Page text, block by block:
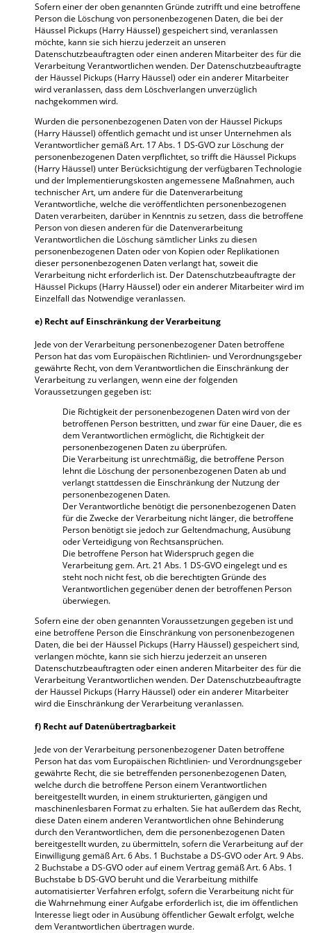
Sofern einer der oben genannten Gründe zutrifft und eine betroffene
Person die Löschung von personenbezogenen Daten, die bei der
Häussel Pickups (Harry Häussel) gespeichert sind, veranlassen
möchte, kann sie sich hierzu jederzeit an unseren
Datenschutzbeauftragten oder einen anderen Mitarbeiter des für die
Verarbeitung Verantwortlichen wenden. Der Datenschutzbeauftragte
der Häussel Pickups (Harry Häussel) oder ein anderer Mitarbeiter
wird veranlassen, dass dem Löschverlangen unverzüglich
nachgekommen wird.
Wurden die personenbezogenen Daten von der Häussel Pickups
(Harry Häussel) öffentlich gemacht und ist unser Unternehmen als
Verantwortlicher gemäß Art. 17 Abs. 1 DS-GVO zur Löschung der
personenbezogenen Daten verpflichtet, so trifft die Häussel Pickups
(Harry Häussel) unter Berücksichtigung der verfügbaren Technologie
und der Implementierungskosten angemessene Maßnahmen, auch
technischer Art, um andere für die Datenverarbeitung
Verantwortliche, welche die veröffentlichten personenbezogenen
Daten verarbeiten, darüber in Kenntnis zu setzen, dass die betroffene
Person von diesen anderen für die Datenverarbeitung
Verantwortlichen die Löschung sämtlicher Links zu diesen
personenbezogenen Daten oder von Kopien oder Replikationen
dieser personenbezogenen Daten verlangt hat, soweit die
Verarbeitung nicht erforderlich ist. Der Datenschutzbeauftragte der
Häussel Pickups (Harry Häussel) oder ein anderer Mitarbeiter wird im
Einzelfall das Notwendige veranlassen.
e) Recht auf Einschränkung der Verarbeitung
Jede von der Verarbeitung personenbezogener Daten betroffene
Person hat das vom Europäischen Richtlinien- und Verordnungsgeber
gewährte Recht, von dem Verantwortlichen die Einschränkung der
Verarbeitung zu verlangen, wenn eine der folgenden
Voraussetzungen gegeben ist:
Die Richtigkeit der personenbezogenen Daten wird von der
betroffenen Person bestritten, und zwar für eine Dauer, die es
dem Verantwortlichen ermöglicht, die Richtigkeit der
personenbezogenen Daten zu überprüfen.
Die Verarbeitung ist unrechtmäßig, die betroffene Person
lehnt die Löschung der personenbezogenen Daten ab und
verlangt stattdessen die Einschränkung der Nutzung der
personenbezogenen Daten.
Der Verantwortliche benötigt die personenbezogenen Daten
für die Zwecke der Verarbeitung nicht länger, die betroffene
Person benötigt sie jedoch zur Geltendmachung, Ausübung
oder Verteidigung von Rechtsansprüchen.
Die betroffene Person hat Widerspruch gegen die
Verarbeitung gem. Art. 21 Abs. 1 DS-GVO eingelegt und es
steht noch nicht fest, ob die berechtigten Gründe des
Verantwortlichen gegenüber denen der betroffenen Person
überwiegen.
Sofern eine der oben genannten Voraussetzungen gegeben ist und
eine betroffene Person die Einschränkung von personenbezogenen
Daten, die bei der Häussel Pickups (Harry Häussel) gespeichert sind,
verlangen möchte, kann sie sich hierzu jederzeit an unseren
Datenschutzbeauftragten oder einen anderen Mitarbeiter des für die
Verarbeitung Verantwortlichen wenden. Der Datenschutzbeauftragte
der Häussel Pickups (Harry Häussel) oder ein anderer Mitarbeiter
wird die Einschränkung der Verarbeitung veranlassen.
f) Recht auf Datenübertragbarkeit
Jede von der Verarbeitung personenbezogener Daten betroffene
Person hat das vom Europäischen Richtlinien- und Verordnungsgeber
gewährte Recht, die sie betreffenden personenbezogenen Daten,
welche durch die betroffene Person einem Verantwortlichen
bereitgestellt wurden, in einem strukturierten, gängigen und
maschinenlesbaren Format zu erhalten. Sie hat außerdem das Recht,
diese Daten einem anderen Verantwortlichen ohne Behinderung
durch den Verantwortlichen, dem die personenbezogenen Daten
bereitgestellt wurden, zu übermitteln, sofern die Verarbeitung auf der
Einwilligung gemäß Art. 6 Abs. 1 Buchstabe a DS-GVO oder Art. 9 Abs.
2 Buchstabe a DS-GVO oder auf einem Vertrag gemäß Art. 6 Abs. 1
Buchstabe b DS-GVO beruht und die Verarbeitung mithilfe
automatisierter Verfahren erfolgt, sofern die Verarbeitung nicht für
die Wahrnehmung einer Aufgabe erforderlich ist, die im öffentlichen
Interesse liegt oder in Ausübung öffentlicher Gewalt erfolgt, welche
dem Verantwortlichen übertragen wurde.